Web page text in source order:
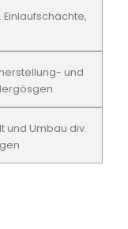
und
und Umbau div.